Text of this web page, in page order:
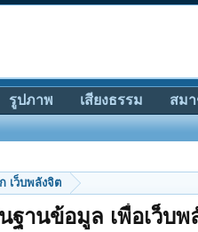
เว็บพลังจิต
านข้อมูล เพื่อเว็บ
รูปภาพ เสียงธรรม สม